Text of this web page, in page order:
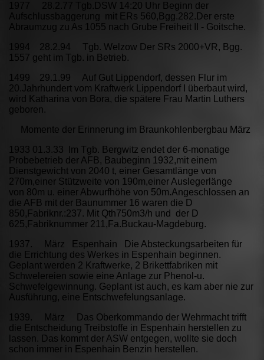
1977 28.2.77 Tgb.DSW 14:20 Uhr Beginn der
Aufschlussbaggerung mit ERs 560,Bgg.282.Der erste
Abraumzug zu As 1055 nach Grube Freiheit II - Goitsche.
1994 28.2.94 Tgb. Welzow Der SRs 2000+VR, Bgg.
1557 geht im Tgb. in Betrieb.
1499 29.1.99 Auf Gut Lippendorf, dessen Flur im
20.Jahrhundert vom Kraftwerk Lippendorf I überbaut wird,
wird Katharina von Bora, die spätere Frau Martin Luthers
geboren.
Momente der Erinnerung im Braunkohlenbergbau März
1933 01.3.33 Im Tgb. Bergwitz endet der 6-monatige
Probebetrieb der AFB, Baubeginn 1932,mit einem
Dienstgewicht von 2040 t, einer Gesamtlänge von
270m,einer Stützweite von 190m,einer Auslegerlänge
von 80m u. einer Abwurfhöhe von 50m.Angeschlossen an
die AFB mit der Baunummer 16 waren die D
850,Fabriknr.:237. Mit Qth750m3/h und der D
625,Fabriknummer 211,Fa.Buckau-Magdeburg.
1937. März Espenhain Die Absteckungsarbeiten für
die Errichtung des Werkes in Espenhain beginnen.
Geplant werden 2 Kraftwerke, 2 Brikettfabriken mit
Schwelereien sowie eine Anlage zur Phenol-u.
Schwefelgewinnung. Geplant ist auch, es kam aber nie zur
Ausführung, eine Entschwefelungsanlage.
1939. März Das Oberkommando der Wehrmacht trifft
die Entscheidung Treibstoffe in Espenhain herstellen zu
lassen. Das kommt der ASW entgegen, wollte sie doch
schon immer in Espenhain Benzin herstellen.